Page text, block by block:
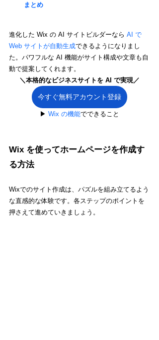
まとめ
進化した Wix の AI サイトビルダーなら AI で
Web サイトが自動生成できるようになりまし
た。パワフルな AI 機能がサイト構成や文章も自
動で提案してくれます。
＼本格的なビジネスサイトを AI で実現／
今すぐ無料アカウント登録
▶︎ Wix の機能でできること
Wix を使ってホームページを作成す
る方法
Wixでのサイト作成は、パズルを組み立てるよう
な直感的な体験です。各ステップのポイントを
押さえて進めていきましょう。